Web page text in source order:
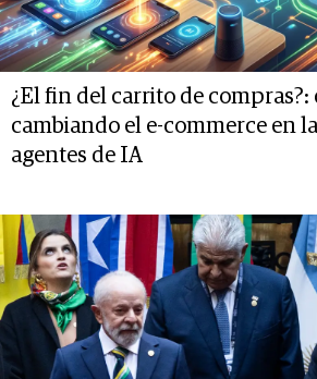
¿El fin del carrito de compras?:
cambiando el e-commerce en
agentes de IA